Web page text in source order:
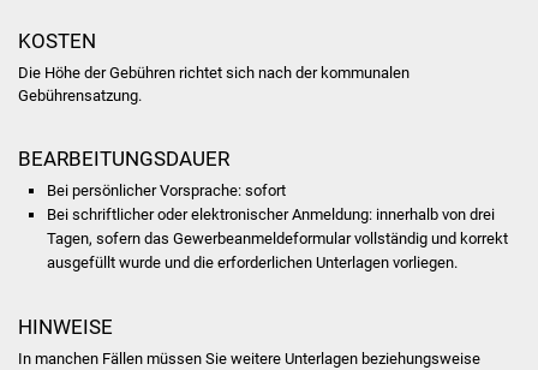
Stadtfest
Hallenbad
KOSTEN
Die Höhe der Gebühren richtet sich nach der kommunalen
Gebührensatzung.
BEARBEITUNGSDAUER
Bei persönlicher Vorsprache: sofort
Bei schriftlicher oder elektronischer Anmeldung: innerhalb von drei
Tagen, sofern das Gewerbeanmeldeformular vollständig und korrekt
ausgefüllt wurde und die erforderlichen Unterlagen vorliegen.
HINWEISE
In manchen Fällen müssen Sie weitere Unterlagen beziehungsweise